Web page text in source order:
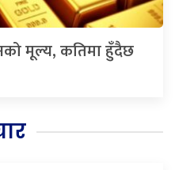
मूल्य, कतिमा हुँदैछ